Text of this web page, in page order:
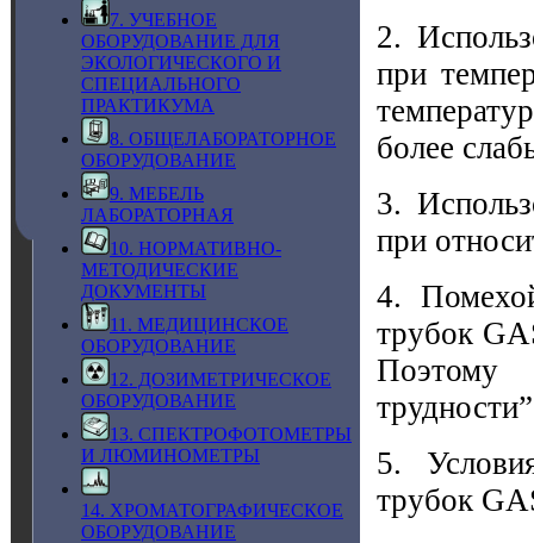
7. УЧЕБНОЕ
ОБОРУДОВАНИЕ ДЛЯ
ЭКОЛОГИЧЕСКОГО И
СПЕЦИАЛЬНОГО
ПРАКТИКУМА
8. ОБЩЕЛАБОРАТОРНОЕ
ОБОРУДОВАНИЕ
9. МЕБЕЛЬ
ЛАБОРАТОРНАЯ
10. НОРМАТИВНО-
МЕТОДИЧЕСКИЕ
ДОКУМЕНТЫ
11. МЕДИЦИНСКОЕ
ОБОРУДОВАНИЕ
12. ДОЗИМЕТРИЧЕСКОЕ
ОБОРУДОВАНИЕ
13. СПЕКТРОФОТОМЕТРЫ
И ЛЮМИНОМЕТРЫ
14. ХРОМАТОГРАФИЧЕСКОЕ
ОБОРУДОВАНИЕ
2.
при
более
3.
при
4.
трубок
Поэтому
5.
трубок